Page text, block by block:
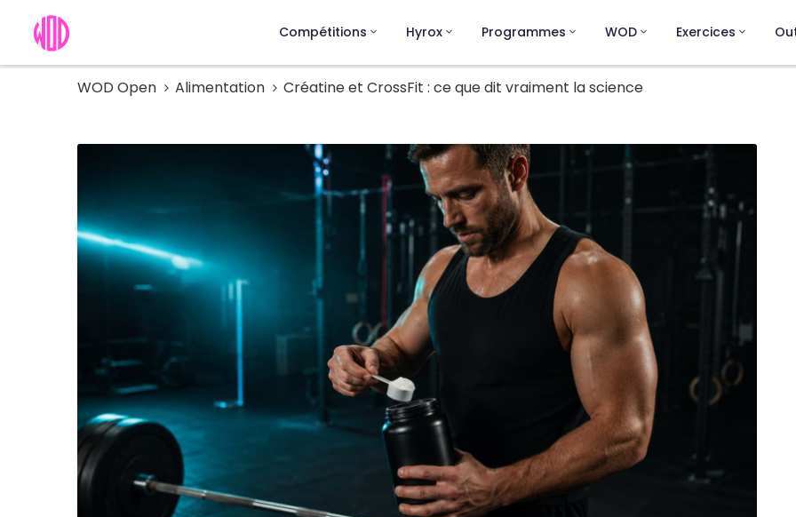
Compétitions Hyrox Programmes WOD Exercices
WOD Open Alimentation Créatine et CrossFit : ce que dit vraiment la science